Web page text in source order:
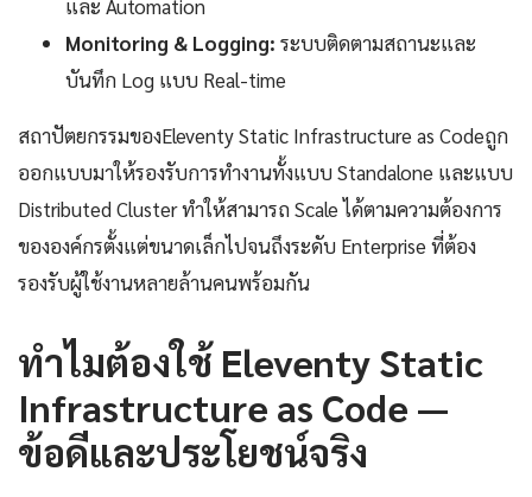
และ Automation
Monitoring & Logging: ระบบติดตามสถานะและ
บันทึก Log แบบ Real-time
สถาปัตยกรรมของEleventy Static Infrastructure as Codeถูก
ออกแบบมาให้รองรับการทำงานทั้งแบบ Standalone และแบบ
Distributed Cluster ทำให้สามารถ Scale ได้ตามความต้องการ
ขององค์กรตั้งแต่ขนาดเล็กไปจนถึงระดับ Enterprise ที่ต้อง
รองรับผู้ใช้งานหลายล้านคนพร้อมกัน
ทำไมต้องใช้ Eleventy Static
Infrastructure as Code —
ข้อดีและประโยชน์จริง